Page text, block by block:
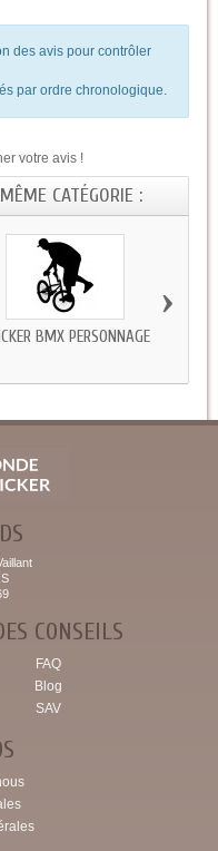
des avis pour contrôler
par ordre chronologique.
votre avis !
CATÉGORIE :
BMX PERSONNAGE
›
CONSEILS
FAQ
Blog
SAV